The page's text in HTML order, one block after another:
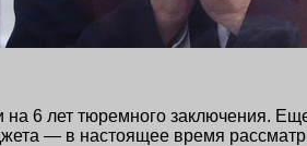
6 лет тюремного заключения.
— в настоящее время